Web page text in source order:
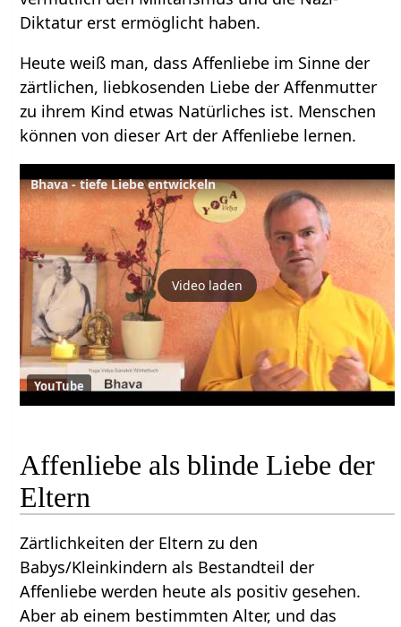
Diktatur erst ermöglicht haben.
Heute weiß man, dass Affenliebe im Sinne der
zärtlichen, liebkosenden Liebe der Affenmutter
zu ihrem Kind etwas Natürliches ist. Menschen
können von dieser Art der Affenliebe lernen.
Bhava - tiefe Liebe entwickeln
Video laden
YouTube
Affenliebe als blinde Liebe der
Eltern
Zärtlichkeiten der Eltern zu den
Babys/Kleinkindern als Bestandteil der
Affenliebe werden heute als positiv gesehen.
Aber ab einem bestimmten Alter, und das